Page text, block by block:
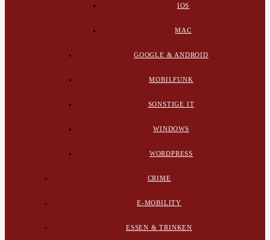
IOS
MAC
GOOGLE & ANDROID
MOBILFUNK
SONSTIGE IT
WINDOWS
WORDPRESS
CRIME
E-MOBILITY
ESSEN & TRINKEN